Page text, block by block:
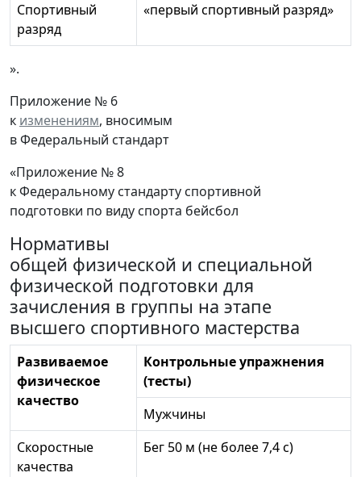
Спортивный
разряд
«первый спортивный разряд»
».
Приложение № 6
к изменениям, вносимым
в Федеральный стандарт
«Приложение № 8
к Федеральному стандарту спортивной
подготовки по виду спорта бейсбол
Нормативы
общей физической и специальной
физической подготовки для
зачисления в группы на этапе
высшего спортивного мастерства
Развиваемое
физическое
качество
Контрольные упражнения
(тесты)
Мужчины
Скоростные
качества
Бег 50 м (не более 7,4 с)